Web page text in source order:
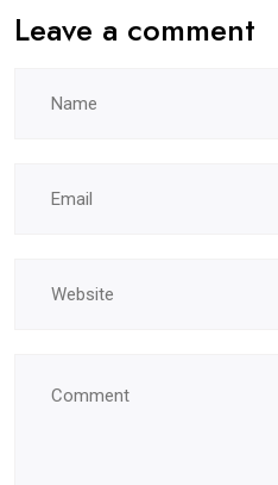
Leave a comment